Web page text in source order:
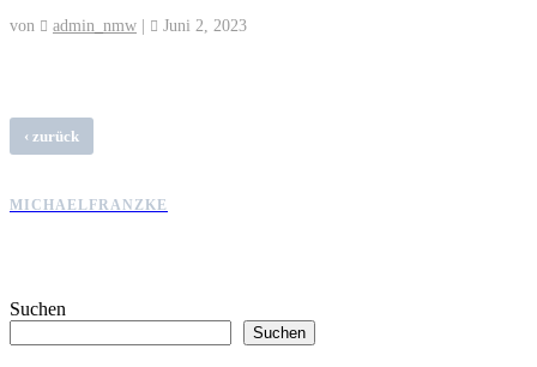
von admin_nmw Juni 2, 2023
‹ zurück
MICHAELFRANZKE
Suchen
Suchen